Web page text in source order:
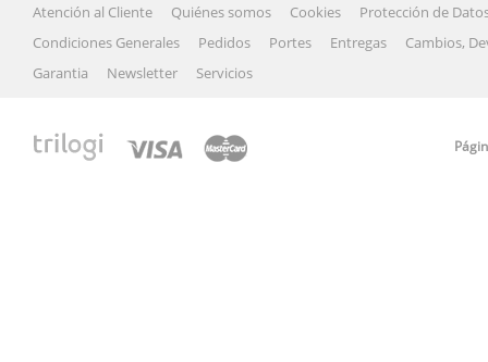
Atención al Cliente Quiénes somos Cookies
Protección de
Condiciones Generales
Pedidos Portes Entregas
Cambios,
Garantia
Newsletter Servicios